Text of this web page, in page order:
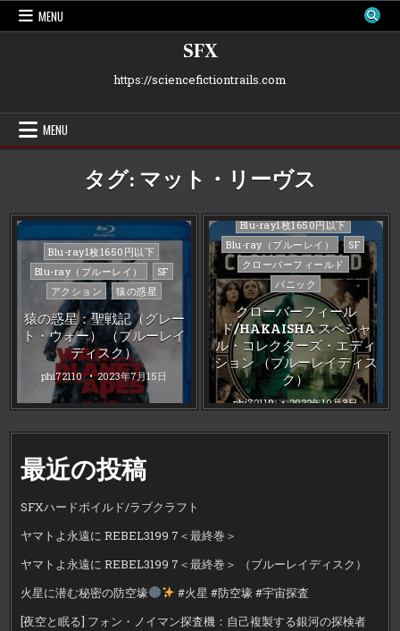
Skip
MENU
SFX
https://sciencefictiontrails.com
MENU
タグ: マット・リーヴス
Posted
in
Blu-ray1枚1650円以下
Blu-ray（ブルーレイ）
SF
アクション
猿の惑星
猿の惑星：聖戦記（グレー
ト・ウォー） （ブルーレイ
ディスク）
phi72110 2023年7月15日
Posted
in
Blu-ray1枚1650円以下
Blu-ray（ブルーレイ）
SF
クローバーフィールド
パニック
クローバーフィール
ド/HAKAISHA スペシャ
ル・コレクターズ・エディ
ション （ブルーレイディス
ク）
phi72110 2022年10月3日
最近の投稿
SFXハードボイルド/ラブクラフト
ヤマトよ永遠に REBEL3199 7＜最終巻＞
ヤマトよ永遠に REBEL3199 7＜最終巻＞ （ブルーレイディスク）
火星に潜む秘密の防空壕
#火星 #防空壕 #宇宙探査
[夜空と眠る] フォン・ノイマン探査機：自己複製する銀河の探検者